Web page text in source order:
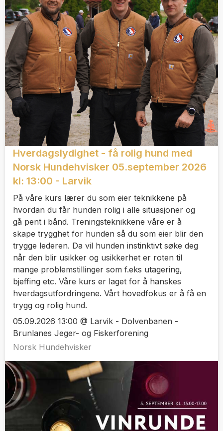
Hverdagslydighet - få rolig hund med
Norsk Hundehvisker 05.september 2026
kl: 13:00 - Larvik
På våre kurs lærer du som eier teknikkene på
hvordan du får hunden rolig i alle situasjoner og
gå pent i bånd. Treningsteknikkene våre er å
skape trygghet for hunden så du som eier blir den
trygge lederen. Da vil hunden instinktivt søke deg
når den blir usikker og usikkerhet er roten til
mange problemstillinger som f.eks utagering,
bjeffing etc. Våre kurs er laget for å hanskes
hverdagsutfordringene. Vårt hovedfokus er å få en
trygg og rolig hund.
05.09.2026 13:00 @ Larvik - Dolvenbanen -
Brunlanes Jeger- og Fiskerforening
Norsk Hundehvisker